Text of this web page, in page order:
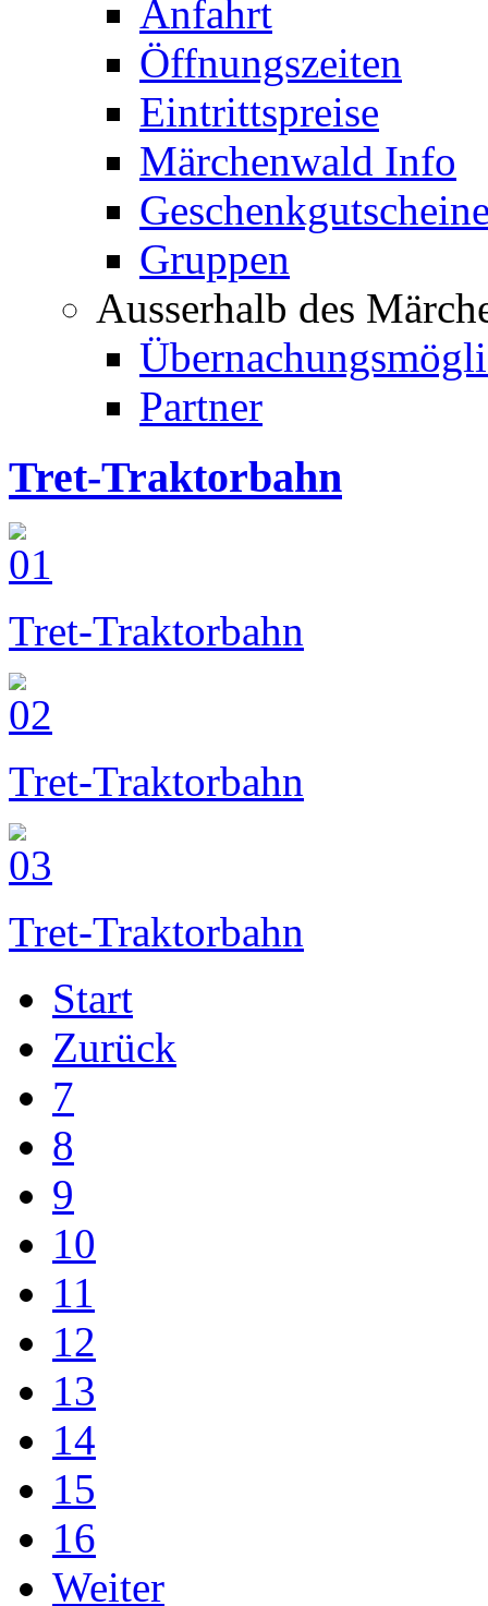
Anfahrt
Öffnungszeiten
Eintrittspreise
Märchenwald Info
Gruppen
Ausserhalb des
Partner
Tret-Traktorbahn
Tret-Traktorbahn
Tret-Traktorbahn
Tret-Traktorbahn
Start
Zurück
7
8
9
10
11
12
13
14
15
16
Weiter